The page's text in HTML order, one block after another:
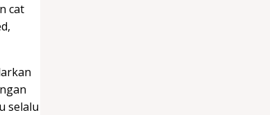
cat
selalu